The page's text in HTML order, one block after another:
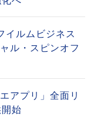
ルムビジネス
ル・スピンオフ
アプリ」全面リ
始